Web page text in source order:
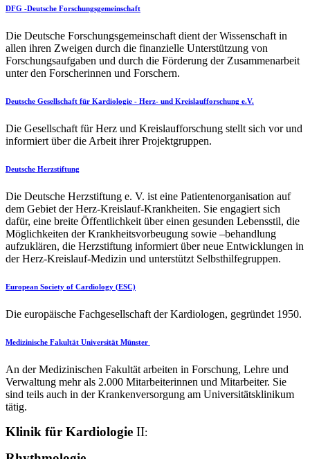
DFG -Deutsche Forschungsgemeinschaft
Die Deutsche Forschungsgemeinschaft dient der Wissenschaft in
allen ihren Zweigen durch die finanzielle Unterstützung von
Forschungsaufgaben und durch die Förderung der Zusammenarbeit
unter den Forscherinnen und Forschern.
Deutsche Gesellschaft für Kardiologie - Herz- und Kreislaufforschung e.V.
Die Gesellschaft für Herz und Kreislaufforschung stellt sich vor und
informiert über die Arbeit ihrer Projektgruppen.
Deutsche Herzstiftung
Die Deutsche Herzstiftung e. V. ist eine Patientenorganisation auf
dem Gebiet der Herz-Kreislauf-Krankheiten. Sie engagiert sich
dafür, eine breite Öffentlichkeit über einen gesunden Lebensstil, die
Möglichkeiten der Krankheitsvorbeugung sowie –behandlung
aufzuklären, die Herzstiftung informiert über neue Entwicklungen in
der Herz-Kreislauf-Medizin und unterstützt Selbsthilfegruppen.
European Society of Cardiology (ESC)
Die europäische Fachgesellschaft der Kardiologen, gegründet 1950.
Medizinische Fakultät Universität Münster
An der Medizinischen Fakultät arbeiten in Forschung, Lehre und
Verwaltung mehr als 2.000 Mitarbeiterinnen und Mitarbeiter. Sie
sind teils auch in der Krankenversorgung am Universitätsklinikum
tätig.
Klinik für Kardiologie II: